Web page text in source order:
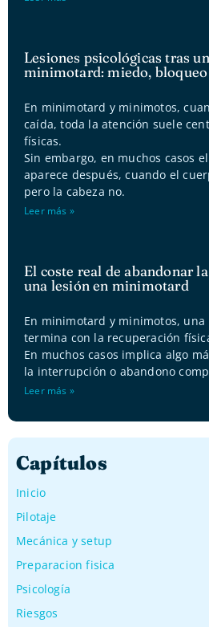
Lesiones psicológicas tras
minimotard: miedo, bloqueo
En minimotard y minimotos,
caída, toda la atención suele
físicas.
Sin embargo, en muchos casos
aparece después, cuando el
pero la cabeza no.
Leer más »
El coste real de abandonar
una lesión en minimotard
En minimotard y minimotos,
termina con la recuperación
En muchos casos implica algo
la interrupción o abandono
Leer más »
Capítulos
Inicio
Pilotaje
Mecánica y setup
Preparacion fisica
Psicología
Riesgos